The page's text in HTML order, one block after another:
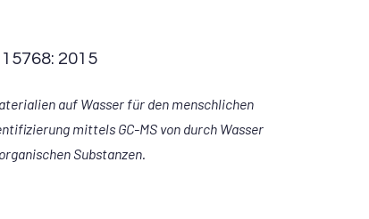
2015
auf Wasser für den menschlichen
mittels GC-MS von durch Wasser
Substanzen.